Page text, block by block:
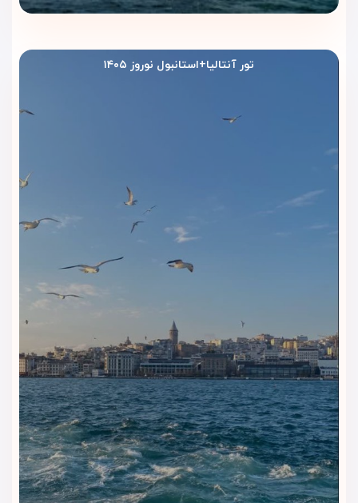
امکانات رفاهی و تفریحی هتل
بارسلو استانبول | آرامش و کیفیت در
هتل بارسلو استانبولمجموعه‌ای کامل از امکانات رفاهی و تفریحی
را در اختیار مهمانان قرار می‌دهد تا اقامت در استانبول فقط به
خواب شبانه محدود نشود. این امکانات برای سفرهای شهری، کاری
و خانوادگی طراحی شده‌اند و تجربه‌ای راحت و باکیفیت ایجاد
می‌کنند.
اسپا، سونا و حمام سنتی (حمام ترکی)
بخش اسپا هتل شامل سونا، حمام سنتی و خدمات آرامش‌بخش
تور آنتالیا+استانبول نوروز ۱۴۰۵